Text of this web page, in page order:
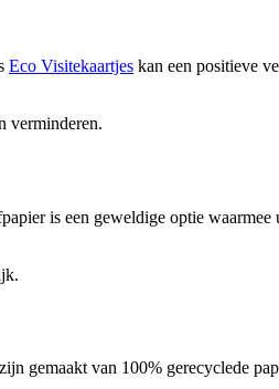
Eco Visitekaartjes kan een positieve
verminderen.
is een geweldige optie waarmee
gemaakt van 100% gerecyclede